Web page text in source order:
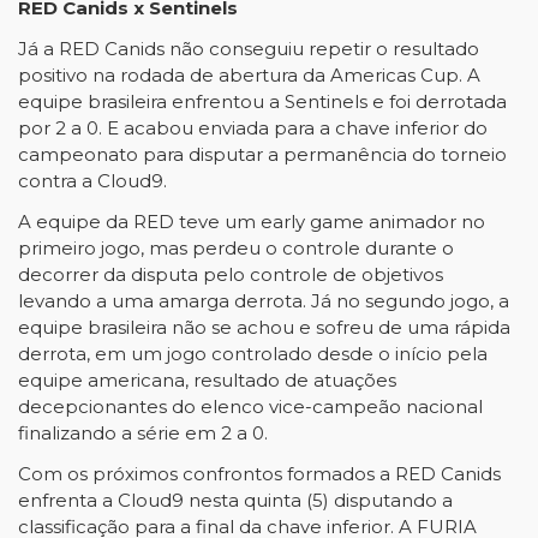
RED Canids x Sentinels
Já a RED Canids não conseguiu repetir o resultado
positivo na rodada de abertura da Americas Cup. A
equipe brasileira enfrentou a Sentinels e foi derrotada
por 2 a 0. E acabou enviada para a chave inferior do
campeonato para disputar a permanência do torneio
contra a Cloud9.
A equipe da RED teve um early game animador no
primeiro jogo, mas perdeu o controle durante o
decorrer da disputa pelo controle de objetivos
levando a uma amarga derrota. Já no segundo jogo, a
equipe brasileira não se achou e sofreu de uma rápida
derrota, em um jogo controlado desde o início pela
equipe americana, resultado de atuações
decepcionantes do elenco vice-campeão nacional
finalizando a série em 2 a 0.
Com os próximos confrontos formados a RED Canids
enfrenta a Cloud9 nesta quinta (5) disputando a
classificação para a final da chave inferior. A FURIA